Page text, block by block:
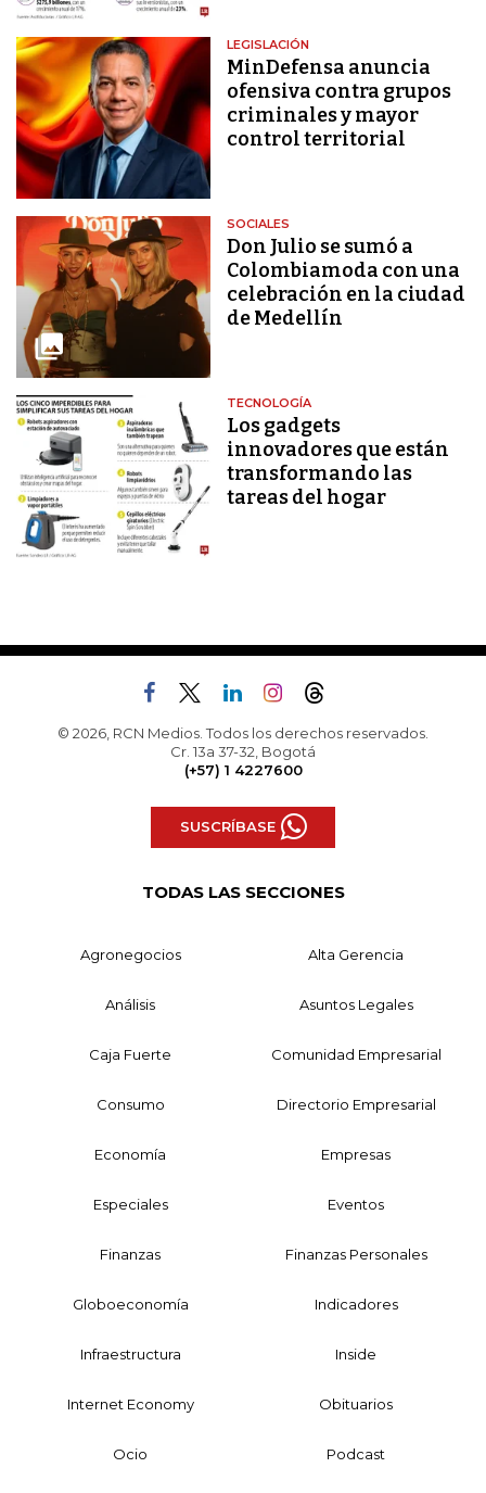
LEGISLACIÓN
MinDefensa anuncia
ofensiva contra grupos
criminales y mayor
control territorial
SOCIALES
Don Julio se sumó a
Colombiamoda con una
celebración en la ciudad
de Medellín
TECNOLOGÍA
Los gadgets
innovadores que están
transformando las
tareas del hogar
© 2026, RCN Medios. Todos los derechos reservados.
Cr. 13a 37-32, Bogotá
(+57) 1 4227600
SUSCRÍBASE
TODAS LAS SECCIONES
Agronegocios Alta Gerencia
Análisis Asuntos Legales
Caja Fuerte Comunidad Empresarial
Consumo Directorio Empresarial
Economía Empresas
Especiales Eventos
Finanzas Finanzas Personales
Globoeconomía Indicadores
Infraestructura Inside
Internet Economy Obituarios
Ocio Podcast